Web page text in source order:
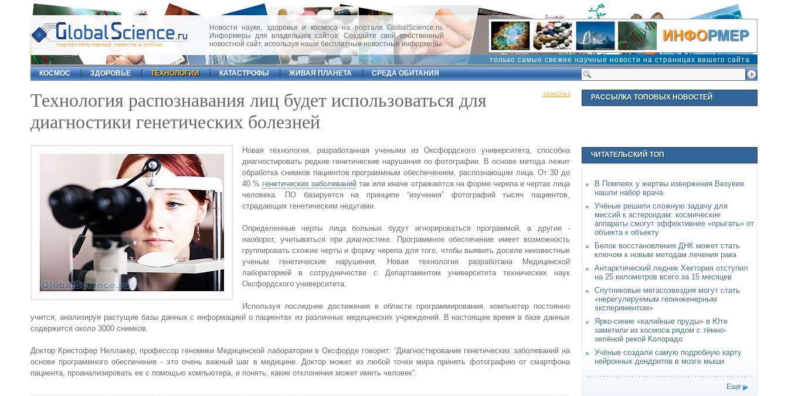
научно-популярные новости и статьи
Новости науки, здоровья и космоса на портале GlobalScience.ru.
Информеры для владельцев сайтов. Создайте свой собственный
новостной сайт, используя наши бесплатные новостные информеры.
только самые свежие научные новости на страницах вашего сайта
КОСМОС
ЗДОРОВЬЕ ТЕХНОЛОГИИ КАТАСТРОФЫ ЖИВАЯ ПЛАНЕТА СРЕДА ОБИТАНИЯ
24/06/2014
Технология распознавания лиц будет использоваться для
диагностики генетических болезней
Новая технология, разработанная учеными из Оксфордского университета, способна
диагностировать редкие генетические нарушения по фотографии. В основе метода лежит
обработка снимков пациентов программным обеспечением, распознающим лица. От 30 до
40 % генетических заболеваний так или иначе отражаются на форме черепа и чертах лица
человека. ПО базируется на принципе “изучения” фотографий тысяч пациентов,
страдающих генетическим недугами.
Определенные черты лица больных будут игнорироваться программой, а другие -
наоборот, учитываться при диагностике. Программное обеспечение имеет возможность
группировать схожие черты и форму черепа для того, чтобы выявить доселе неизвестные
ученым генетические нарушения. Новая технология разработана Медицинской
лабораторией в сотрудничестве с Департаментом университета технических наук
Оксфордского университета.
Используя последние достижения в области программирования, компьютер постоянно
учится, анализируя растущие базы данных с информацией о пациентах из различных медицинских учреждений. В настоящее время в базе данных
содержится около 3000 снимков.
Доктор Кристофер Неллакер, профессор геномики Медицинской лаборатории в Оксфорде говорит: “Диагностирование генетических заболеваний на
основе программного обеспечения - это очень важный шаг в медицине. Доктор может из любой точки мира принять фотографию от смартфона
пациента, проанализировать ее с помощью компьютера, и понять, какие отклонения может иметь человек”.
РАССЫЛКА ТОПОВЫХ НОВОСТЕЙ
ЧИТАТЕЛЬСКИЙ ТОП
В Помпеях у жертвы извержения Везувия
нашли набор врача
Учёные решили сложную задачу для
миссий к астероидам: космические
аппараты смогут эффективнее «прыгать» от
объекта к объекту
Белок восстановления ДНК может стать
ключом к новым методам лечения рака
Антарктический ледник Хектория отступил
на 25 километров всего за 15 месяцев
Спутниковые мегасозвездия могут стать
«нерегулируемым геоинженерным
экспериментом»
Ярко-синие «калийные пруды» в Юте
заметили из космоса рядом с тёмно-
зелёной рекой Колорадо
Учёные создали самую подробную карту
нейронных дендритов в мозге мыши
Еще